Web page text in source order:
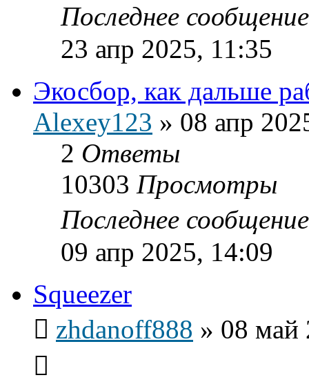
Последнее
23 апр 2025, 11:35
Экосбор, как дальше
Alexey123 » 08 апр
2 Ответы
10303 Просмотры
Последнее
09 апр 2025, 14:09
Squeezer
zhdanoff888 » 08 май